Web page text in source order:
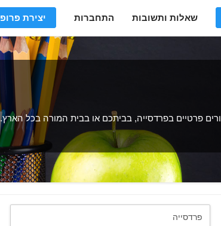
שאלות ותשובות התחברות יצירת
פרטיים בפרדסייה, בביתכם או בבית המורה בכל הארץ.